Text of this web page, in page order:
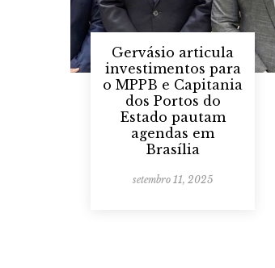
Gervásio articula
investimentos para
o MPPB e Capitania
dos Portos do
Estado pautam
agendas em
Brasília
setembro 11, 2025